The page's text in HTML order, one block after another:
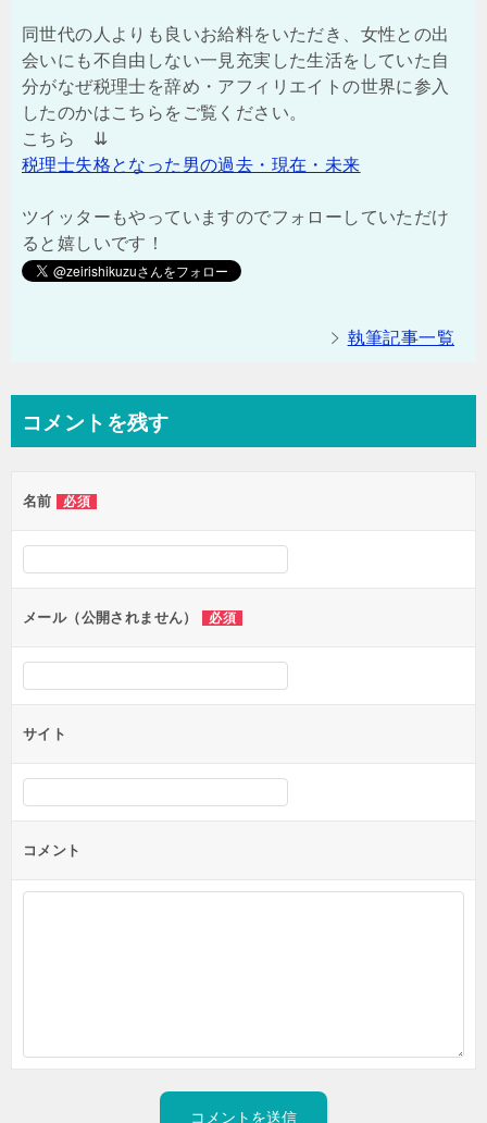
同世代の人よりも良いお給料をいただき、女性との出
会いにも不自由しない一見充実した生活をしていた自
分がなぜ税理士を辞め・アフィリエイトの世界に参入
したのかはこちらをご覧ください。
こちら ⇊
税理士失格となった男の過去・現在・未来
ツイッターもやっていますのでフォローしていただけ
ると嬉しいです！
執筆記事一覧
コメントを残す
名前 必須
メール（公開されません） 必須
サイト
コメント